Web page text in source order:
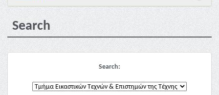
Search
Search: